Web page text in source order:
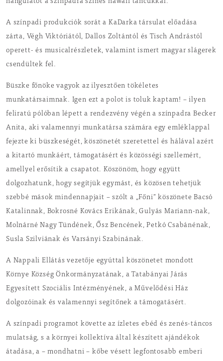
hangulatot a színpadra színes hawaii táncukkal.
A színpadi produkciók sorát a KaDarka társulat előadása
zárta, Végh Viktóriától, Dallos Zoltántól és Tisch Andrástól
operett- és musicalrészletek, valamint ismert magyar slágerek
csendültek fel.
Büszke főnöke vagyok az ilyesztően tökéletes
munkatársaimnak. Igen ezt a polot is toluk kaptam! – ilyen
feliratú pólóban lépett a rendezvény végén a színpadra Becker
Anita, aki valamennyi munkatársa számára egy emléklappal
fejezte ki büszkeségét, köszönetét szeretettel és hálával azért
a kitartó munkáért, támogatásért és közösségi szellemért,
amellyel erősítik a csapatot. Köszönöm, hogy együtt
dolgozhatunk, hogy segítjük egymást, és közösen tehetjük
szebbé mások mindennapjait – szólt a „Főni” köszönete Bacsó
Katalinnak, Bokrosné Kovács Erikának, Gulyás Mariann-nak,
Molnárné Nagy Tündének, Ősz Bencének, Petkó Csabánénak,
Susla Szilviának és Varsányi Szabinának.
A Nappali Ellátás vezetője egyúttal köszönetet mondott
Környe Község Önkormányzatának, a Tatabányai Járás
Egyesített Szociális Intézményének, a Művelődési Ház
dolgozóinak és valamennyi segítőnek a támogatásért.
A színpadi programot követte az ízletes ebéd és zenés-táncos
mulatság, s a környei kollektíva által készített ajándékok
átadása, a – mondhatni – kőbe vésett legfontosabb emberi